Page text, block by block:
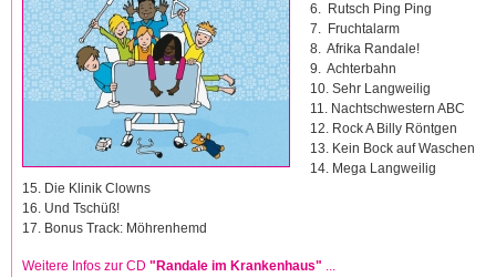
6. Rutsch Ping Ping
7. Fruchtalarm
8. Afrika Randale!
9. Achterbahn
10. Sehr Langweilig
11. Nachtschwestern ABC
12. Rock A Billy Röntgen
13. Kein Bock auf Waschen
14. Mega Langweilig
15. Die Klinik Clowns
16. Und Tschüß!
17. Bonus Track: Möhrenhemd
Weitere Infos zur CD "Randale im Krankenhaus" ...